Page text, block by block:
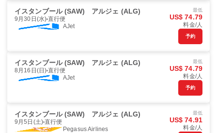
イスタンブール (SAW) アルジェ (ALG)
9月30日(水) 直行便
AJet
最低
US$ 74.79
料金/人
予約
イスタンブール (SAW) アルジェ (ALG)
8月16日(日) 直行便
AJet
最低
US$ 74.79
料金/人
予約
イスタンブール (SAW) アルジェ (ALG)
9月5日(土) 直行便
Pegasus Airlines
最低
US$ 74.91
料金/人